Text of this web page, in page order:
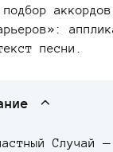
подбор
песни.
Случай